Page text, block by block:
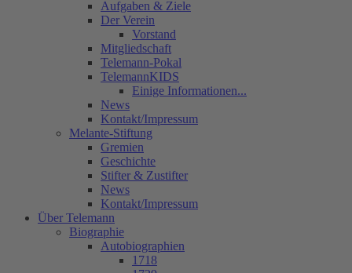
Aufgaben & Ziele
Der Verein
Vorstand
Mitgliedschaft
Telemann‐Pokal
TelemannKIDS
Einige Informationen...
News
Kontakt/Impressum
Melante-Stiftung
Gremien
Geschichte
Stifter & Zustifter
News
Kontakt/Impressum
Über Telemann
Biographie
Autobiographien
1718